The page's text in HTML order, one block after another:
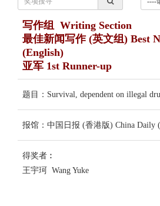
写作组 Writing Section
最佳新闻写作 (英文组) Best
(English)
亚军 1st Runner-up
题目：Survival, dependent on illegal
报馆：中国日报 (香港版) China Daily
得奖者︰
王宇珂 Wang Yuke